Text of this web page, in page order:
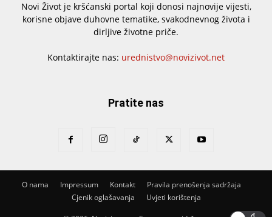
Novi Život je kršćanski portal koji donosi najnovije vijesti,
korisne objave duhovne tematike, svakodnevnog života i
dirljive životne priče.
Kontaktirajte nas: urednistvo@novizivot.net
Pratite nas
O nama Impressum Kontakt
Pravila prenošenja sadržaja
Cjenik oglašavanja
Uvjeti korištenja